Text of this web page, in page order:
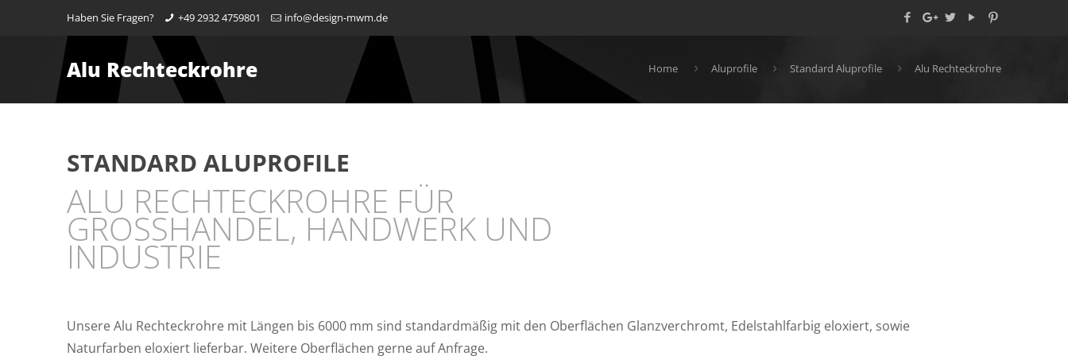
Haben Sie Fragen? +49 2932 4759801 info@design-mwm.de
Alu Rechteckrohre Home Aluprofile Standard Aluprofile Alu Rechteckrohre
STANDARD ALUPROFILE
ALU RECHTECKROHRE FÜR
GROSSHANDEL, HANDWERK UND
INDUSTRIE
Unsere Alu Rechteckrohre mit Längen bis 6000 mm sind standardmäßig mit den Oberflächen Glanzverchromt, Edelstahlfarbig eloxiert, sowie
Naturfarben eloxiert lieferbar. Weitere Oberflächen gerne auf Anfrage.